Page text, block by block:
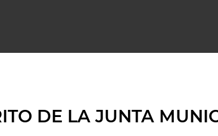
DE LA JUNTA